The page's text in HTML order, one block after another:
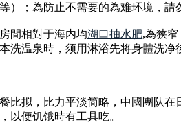
）；為防止不需要的為难环境，請
間相對于海内均湖口抽水肥,為狭
洗温泉時，须用淋浴先将身體洗净
比拟，比力平淡简略，中國團队
以便饥饿時有工具吃。